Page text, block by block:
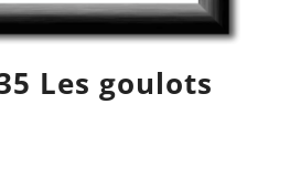
Les goulots